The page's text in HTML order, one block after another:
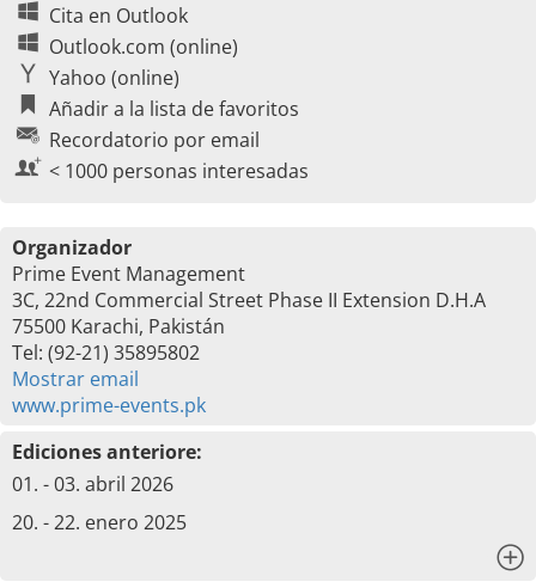
Cita en Outlook
Outlook.com (online)
Yahoo (online)
Añadir a la lista de favoritos
Recordatorio por email
< 1000 personas interesadas
Organizador
Prime Event Management
3C, 22nd Commercial Street Phase II Extension D.H.A
75500 Karachi, Pakistán
Tel: (92-21) 35895802
Mostrar email
www.prime-events.pk
Ediciones anteriore:
01. - 03. abril 2026
20. - 22. enero 2025